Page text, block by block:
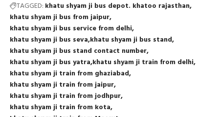
TAGGED: khatu shyam ji bus depot. khatoo rajasthan
khatu shyam ji bus from jaipur
khatu shyam ji bus service from delhi
khatu shyam ji bus seva khatu shyam ji bus stand
khatu shyam ji bus stand contact number
khatu shyam ji bus yatra khatu shyam ji train from delhi
khatu shyam ji train from ghaziabad
khatu shyam ji train from jaipur
khatu shyam ji train from jodhpur
khatu shyam ji train from kota